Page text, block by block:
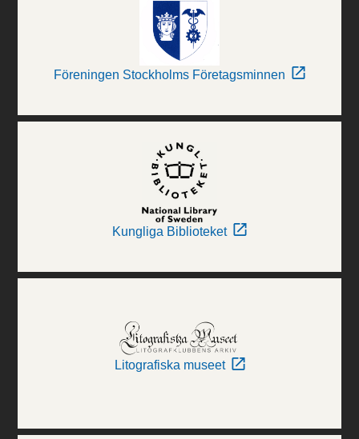
Föreningen Stockholms Företagsminnen
Kungliga Biblioteket
Litografiska museet